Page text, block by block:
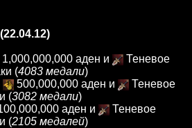
(22.04.12)
1,000,000,000 аден и
Теневое
(4083 медали)
500,000,000 аден и
Теневое
(3082 медали)
аден и
Теневое
(2105 медалей)